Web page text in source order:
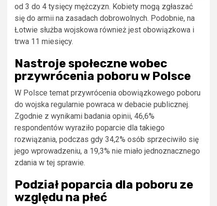
od 3 do 4 tysięcy mężczyzn. Kobiety mogą zgłaszać
się do armii na zasadach dobrowolnych. Podobnie, na
Łotwie służba wojskowa również jest obowiązkowa i
trwa 11 miesięcy.
Nastroje społeczne wobec
przywrócenia poboru w Polsce
W Polsce temat przywrócenia obowiązkowego poboru
do wojska regularnie powraca w debacie publicznej.
Zgodnie z wynikami badania opinii, 46,6%
respondentów wyraziło poparcie dla takiego
rozwiązania, podczas gdy 34,2% osób sprzeciwiło się
jego wprowadzeniu, a 19,3% nie miało jednoznacznego
zdania w tej sprawie.
Podział poparcia dla poboru ze
względu na płeć